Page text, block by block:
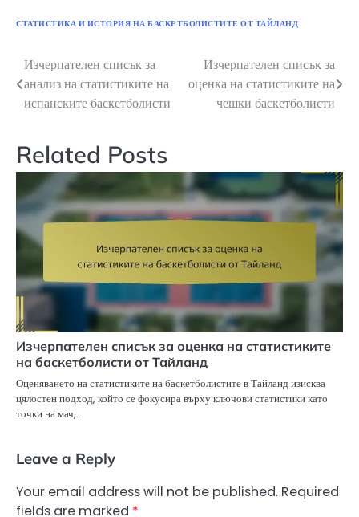
СТАТИСТИКА И ИСТОРИЯ НА БАСКЕТБОЛИСТИТЕ ОТ ТАЙЛАНД
Post
navigation
Изчерпателен списък за
анализ на статистиките на
испанските баскетболисти
Изчерпателен списък за
оценка на статистиките на
чешки баскетболисти
Related Posts
Изчерпателен списък за оценка на статистиките
на баскетболисти от Тайланд
Оценяването на статистиките на баскетболистите в Тайланд изисква
цялостен подход, който се фокусира върху ключови статистики като
точки на мач,…
Leave a Reply
Your email address will not be published. Required
fields are marked *